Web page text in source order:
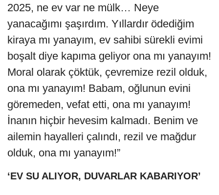
2025, ne ev var ne mülk… Neye
yanacağımı şaşırdım. Yıllardır ödediğim
kiraya mı yanayım, ev sahibi sürekli evimi
boşalt diye kapıma geliyor ona mı yanayım!
Moral olarak çöktük, çevremize rezil olduk,
ona mı yanayım! Babam, oğlunun evini
göremeden, vefat etti, ona mı yanayım!
İnanın hiçbir hevesim kalmadı. Benim ve
ailemin hayalleri çalındı, rezil ve mağdur
olduk, ona mı yanayım!”
‘EV SU ALIYOR, DUVARLAR KABARIYOR’